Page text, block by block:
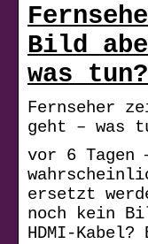
Bild
was
Fernseher
geht – was
vor 6 Tagen
ersetzt
noch kein
HDMI-